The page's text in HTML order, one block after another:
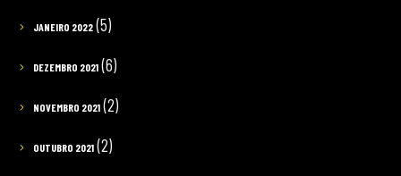
JANEIRO 2022(5)
DEZEMBRO 2021(6)
NOVEMBRO 2021(2)
OUTUBRO 2021(2)